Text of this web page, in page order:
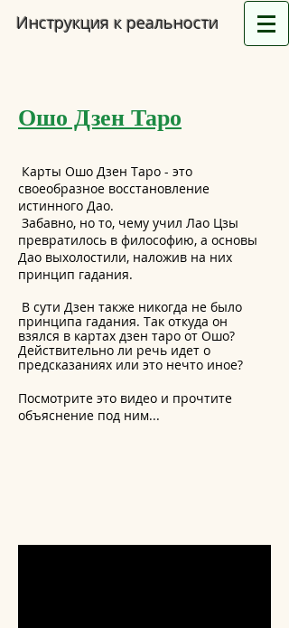
Инструкция к реальности
Ошо Дзен Таро
Карты Ошо Дзен Таро - это
своеобразное восстановление
истинного Дао.
Забавно, но то, чему учил Лао Цзы
превратилось в философию, а основы
Дао выхолостили, наложив на них
принцип гадания.
В сути Дзен также никогда не было
принципа гадания. Так откуда он
взялся в картах дзен таро от Ошо?
Действительно ли речь идет о
предсказаниях или это нечто иное?
Посмотрите это видео и прочтите
объяснение под ним...